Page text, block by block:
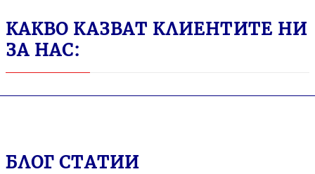
КАКВО КАЗВАТ КЛИЕНТИТЕ НИ
ЗА НАС:
БЛОГ СТАТИИ